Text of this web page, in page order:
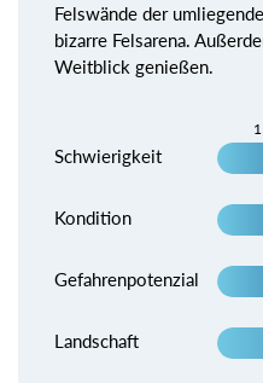
Felswände der
bizarre Felsarena.
Weitblick genießen.
1
Schwierigkeit
Kondition
Gefahrenpotenzial
Landschaft